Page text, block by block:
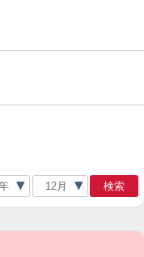
検索